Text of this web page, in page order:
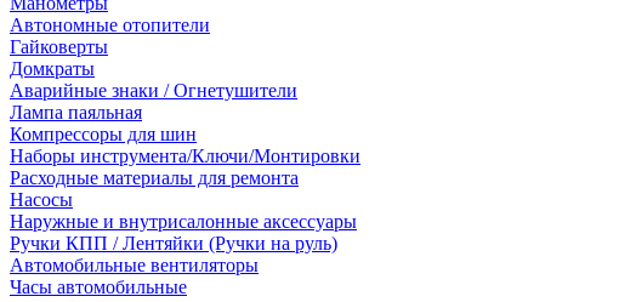
Автономные отопители
Гайковерты
Домкраты
Аварийные знаки / Огнетушители
Лампа паяльная
Компрессоры для шин
Наборы инструмента/Ключи/Монтировки
Расходные материалы для ремонта
Насосы
Наружные и внутрисалонные аксессуары
Ручки КПП / Лентяйки (Ручки на руль)
Автомобильные вентиляторы
Часы автомобильные